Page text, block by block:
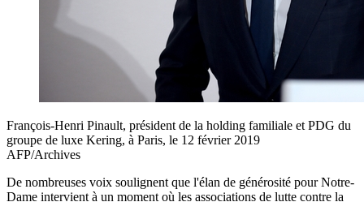
François-Henri Pinault, président de la holding familiale et PDG du
groupe de luxe Kering, à Paris, le 12 février 2019
AFP/Archives
De nombreuses voix soulignent que l'élan de générosité pour Notre-
Dame intervient à un moment où les associations de lutte contre la